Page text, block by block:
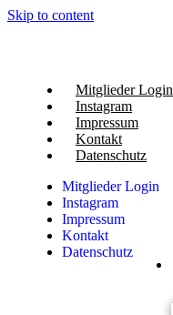
Skip to content
Mitglieder Login
Instagram
Impressum
Kontakt
Datenschutz
Mitglieder Login
Instagram
Impressum
Kontakt
Datenschutz